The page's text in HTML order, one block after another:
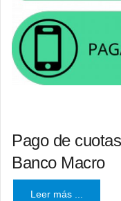
Pago de
Banco Macro
Leer más ...